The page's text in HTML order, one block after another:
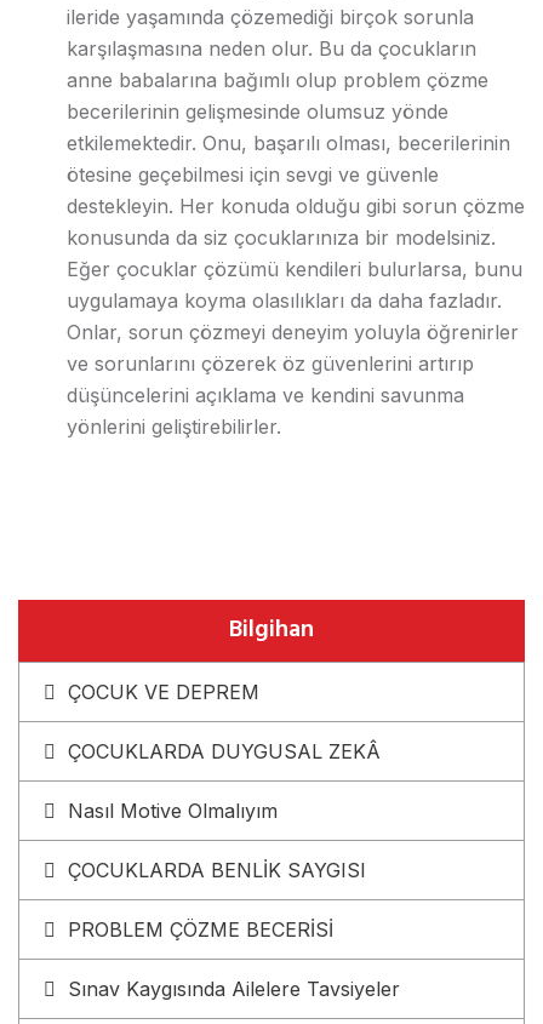
ileride yaşamında çözemediği birçok sorunla
karşılaşmasına neden olur. Bu da çocukların
anne babalarına bağımlı olup problem çözme
becerilerinin gelişmesinde olumsuz yönde
etkilemektedir. Onu, başarılı olması, becerilerinin
ötesine geçebilmesi için sevgi ve güvenle
destekleyin. Her konuda olduğu gibi sorun çözme
konusunda da siz çocuklarınıza bir modelsiniz.
Eğer çocuklar çözümü kendileri bulurlarsa, bunu
uygulamaya koyma olasılıkları da daha fazladır.
Onlar, sorun çözmeyi deneyim yoluyla öğrenirler
ve sorunlarını çözerek öz güvenlerini artırıp
düşüncelerini açıklama ve kendini savunma
yönlerini geliştirebilirler.
Bilgihan
ÇOCUK VE DEPREM
ÇOCUKLARDA DUYGUSAL ZEKÂ
Nasıl Motive Olmalıyım
ÇOCUKLARDA BENLİK SAYGISI
PROBLEM ÇÖZME BECERİSİ
Sınav Kaygısında Ailelere Tavsiyeler